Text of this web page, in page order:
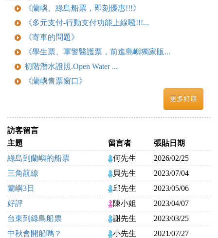
《蘭嶼、綠島船票，即刻優惠!!!》
《多元支付-行動支付功能上線囉!!!...
《寄車的問題》
《學生票、軍警醫護票，前進島嶼獨家販...
初階潛水證照.Open Water ...
《蘭嶼售票窗口》
更多好康
訪客留言
主題
留言者
張貼日期
綠島到蘭嶼的船票
何先生
2026/02/25
三角髚線
貝先生
2023/07/04
蘭嶼3日
邱先生
2023/05/06
好評
陳小姐
2023/04/07
台東到綠島船票
謝先生
2023/03/25
中秋會開船嗎？
小先生 2021/07/27